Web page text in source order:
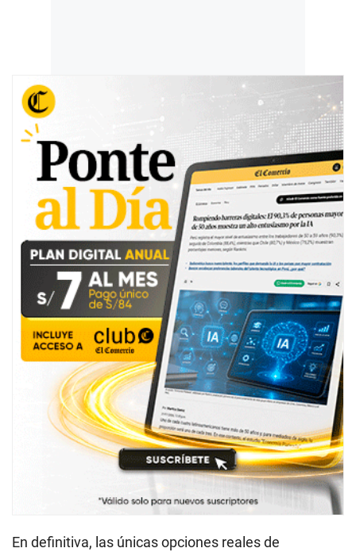
En definitiva, las únicas opciones reales de